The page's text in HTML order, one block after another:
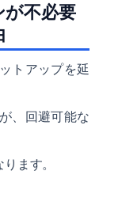
が不必要
トアップを延
、回避可能な
ます。